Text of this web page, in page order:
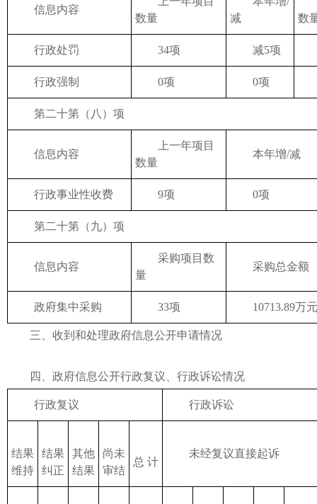
信息内容
数量
减
数
行政处罚 34项 减5项
行政强制 0项 0项
第二十第（八）项
信息内容
上一年项目
数量
本年增/减
行政事业性收费 9项 0项
第二十第（九）项
信息内容
采购项目数
量
采购总金额
政府集中采购 33项 10713.89万元
三、收到和处理政府信息公开申请情况
四、政府信息公开行政复议、行政诉讼情况
行政复议 行政诉讼
结果
维持
结果
纠正
其他
结果
尚未
审结
总 计
未经复议直接起诉